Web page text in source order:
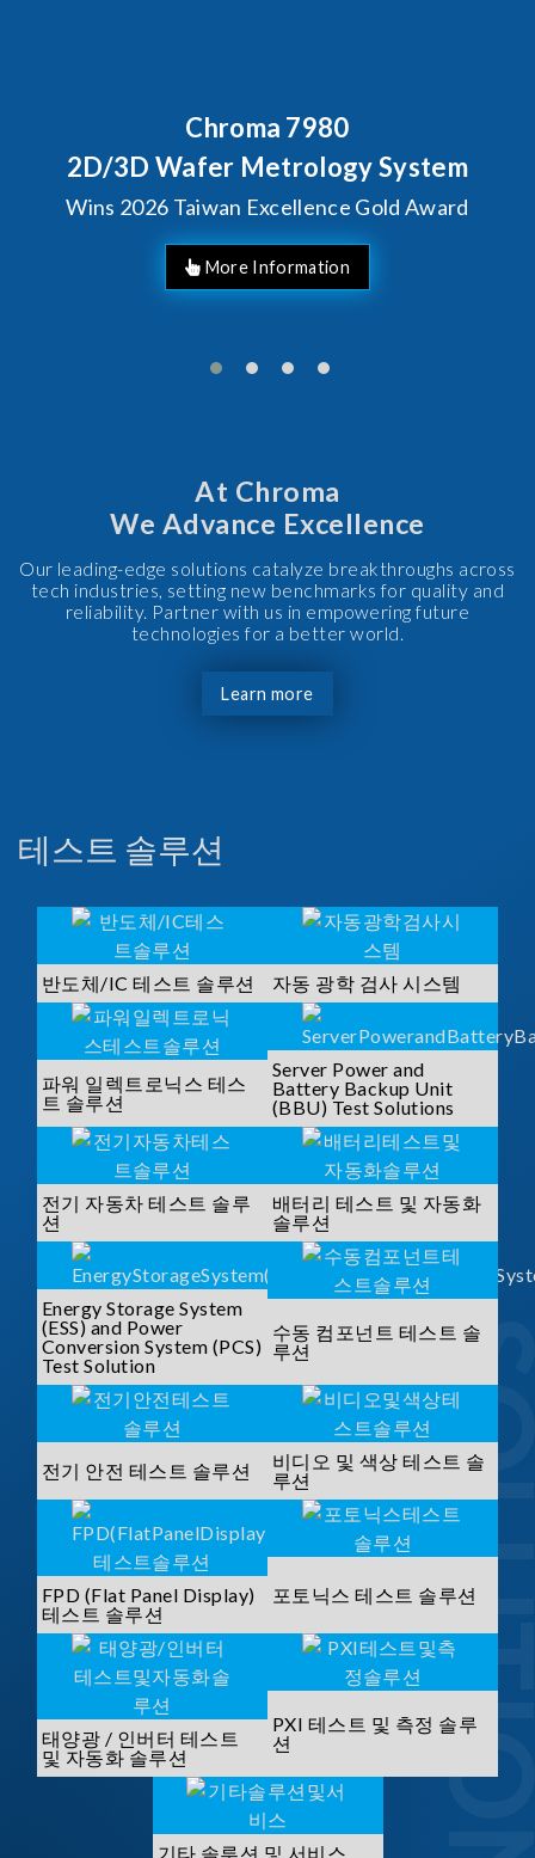
Behind Every Optics Breakthrough
Chroma's Reliability Test
Solutions for SiPh/PIC
Manufacturing
At Chroma
We Advance Excellence
Our leading-edge solutions catalyze breakthroughs across
tech industries, setting new benchmarks for quality and
reliability. Partner with us in empowering future
technologies for a better world.
Learn more
테스트 솔루션
반도체/IC 테스트 솔루션 자동 광학 검사 시스템
파워 일렉트로닉스 테스
트 솔루션
Server Power and
Battery Backup Unit
(BBU) Test Solutions
전기 자동차 테스트 솔루
션
배터리 테스트 및 자동화
솔루션
Energy Storage System
(ESS) and Power
Conversion System (PCS)
Test Solution
수동 컴포넌트 테스트 솔
루션
전기 안전 테스트 솔루션
비디오 및 색상 테스트 솔
루션
FPD (Flat Panel Display)
테스트 솔루션
포토닉스 테스트 솔루션
태양광 / 인버터 테스트
및 자동화 솔루션
PXI 테스트 및 측정 솔루
션
기타 솔루션 및 서비스